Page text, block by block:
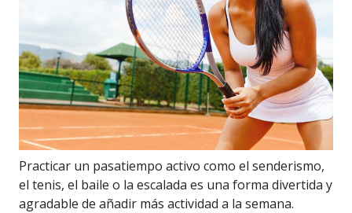
Practicar un pasatiempo activo como el senderismo,
el tenis, el baile o la escalada es una forma divertida y
agradable de añadir más actividad a la semana.